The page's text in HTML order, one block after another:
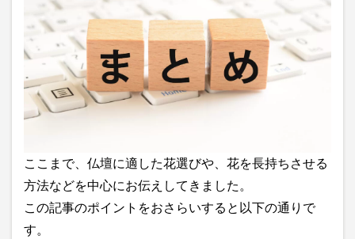
ここまで、仏壇に適した花選びや、花を長持ちさせる
方法などを中心にお伝えしてきました。
この記事のポイントをおさらいすると以下の通りで
す。